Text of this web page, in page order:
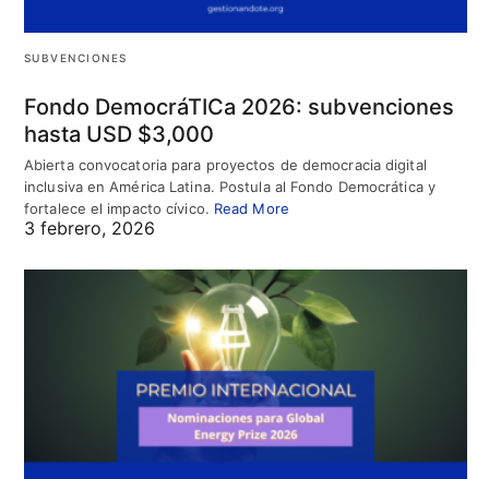
SUBVENCIONES
Fondo DemocráTICa 2026: subvenciones
hasta USD $3,000
Abierta convocatoria para proyectos de democracia digital
inclusiva en América Latina. Postula al Fondo Democrática y
fortalece el impacto cívico. Read More
3 febrero, 2026